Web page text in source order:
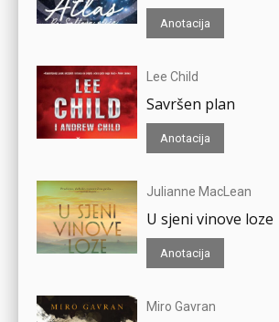
Anotacija
Lee Child
Savršen plan
Anotacija
Julianne MacLean
U sjeni vinove loze
Anotacija
Miro Gavran